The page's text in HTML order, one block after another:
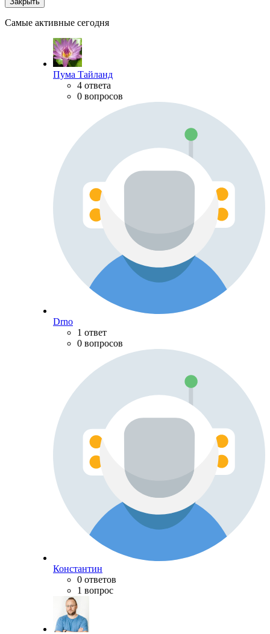
Самые активные сегодня
Пума Тайланд
4 ответа
0 вопросов
Drno
1 ответ
0 вопросов
Константин
0 ответов
1 вопрос